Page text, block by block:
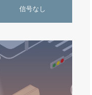
信号なし